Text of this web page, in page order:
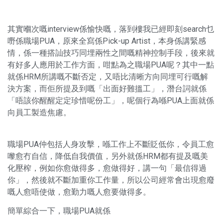
其實嗰次嘅interview係愉快嘅，落到樓我已經即刻search乜
嘢係職場PUA，原來全寫係Pick-up Artist，本身係講緊感
情，係一種搭訕技巧同埋兩性之間嘅精神控制手段，後來就
有好多人應用於工作方面，咁點為之職場PUA呢？其中一點
就係HRM所講嘅不斷否定，又唔比清晰方向同埋可行嘅解
決方案，而佢所提及到嘅「出面好難搵工」，潛台詞就係
「唔該你醒醒定定珍惜呢份工」，呢個行為喺PUA上面就係
向員工製造焦慮。
職場PUA仲包括人身攻擊，喺工作上不斷貶低你，令員工愈
嚟愈冇自信，降低自我價值，另外就係HRM都有提及嘅美
化壓榨，例如你愈做得多，愈做得好，講一句「最信得過
你」，然後就不斷加重你工作量，所以公司經常會出現愈廢
嘅人愈唔使做，愈勤力嘅人愈要做得多。
簡單綜合一下，職場PUA就係